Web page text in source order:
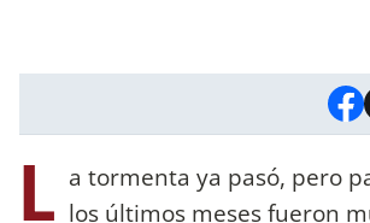
L a tormenta ya pasó, pero
los últimos meses fueron